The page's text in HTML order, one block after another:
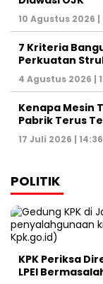
10 Agustus 2026 |
7 Kriteria
Perkuatan
4 Agustus 2026 |
Kenapa Mesin
Pabrik Terus
17 Juli 2026 |
POLITIK
KPK Periksa
LPEI